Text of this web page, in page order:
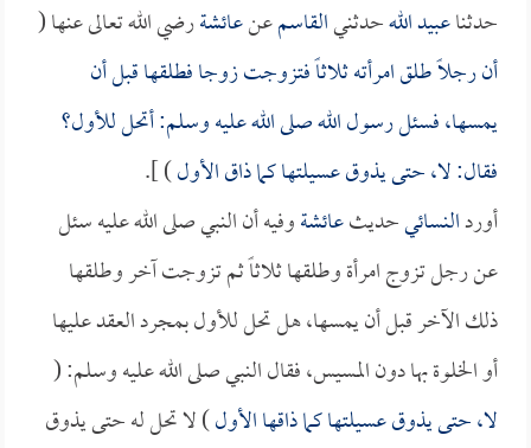
حدثناعبيد اللهحدثنيالقاسمعنعائشةرضي الله تعالى عنها (
أن رجلاً طلق امرأته ثلاثاً فتزوجت زوجا فطلقها قبل أن
يمسها، فسئل رسول الله صلى الله عليه وسلم: أتحل للأول؟
فقال: لا، حتى يذوق عسيلتها كما ذاق الأول) ].
أوردالنسائيحديثعائشةوفيه أن النبي صلى الله عليه سئل
عن رجل تزوج امرأة وطلقها ثلاثاً ثم تزوجت آخر وطلقها
ذلك الآخر قبل أن يمسها، هل تحل للأول بمجرد العقد عليها
أو الخلوة بها دون المسيس، فقال النبي صلى الله عليه وسلم: (
لا، حتى يذوق عسيلتها كما ذاقها الأول) لا تحل له حتى يذوق